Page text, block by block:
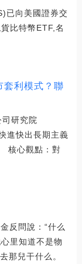
已向美國證券交
比特幣ETF,名
套利模式？聯
司研究院
快出長期主義
心觀點：對
反問說：“什么
里知道不是物
那兒干什么。